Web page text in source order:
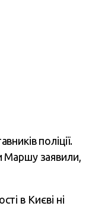
поліції.
Маршу заявили,
в Києві ні